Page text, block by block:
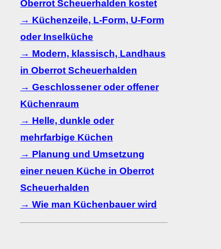
Oberrot Scheuerhalden kostet
→ Küchenzeile, L-Form, U-Form
oder Inselküche
→ Modern, klassisch, Landhaus
in Oberrot Scheuerhalden
→ Geschlossener oder offener
Küchenraum
→ Helle, dunkle oder
mehrfarbige Küchen
→ Planung und Umsetzung
einer neuen Küche in Oberrot
Scheuerhalden
→ Wie man Küchenbauer wird